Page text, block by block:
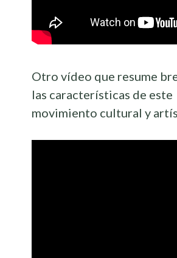
Otro vídeo que resume
las características de este
movimiento cultural y